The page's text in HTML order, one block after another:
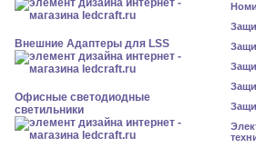
Внешние Адаптеры для LSS
Офисные светодиодные
светильники